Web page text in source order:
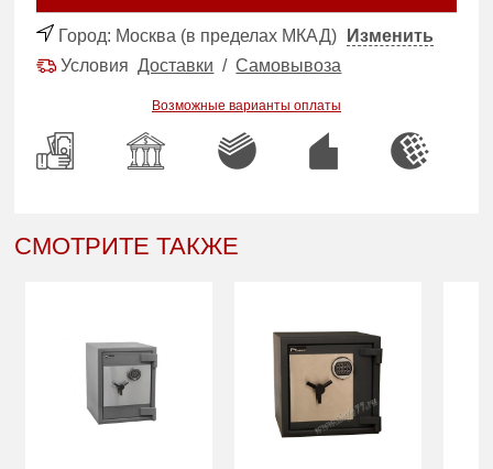
Город: Москва (в пределах МКАД)
Изменить
УсловияДоставки /Самовывоза
Возможные варианты оплаты
СМОТРИТЕ ТАКЖЕ